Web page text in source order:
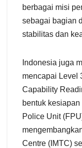
berbagai misi
sebagai bagian
stabilitas dan
Indonesia juga
mencapai Level
Capability
bentuk
Police Unit
Centre (IMTC)